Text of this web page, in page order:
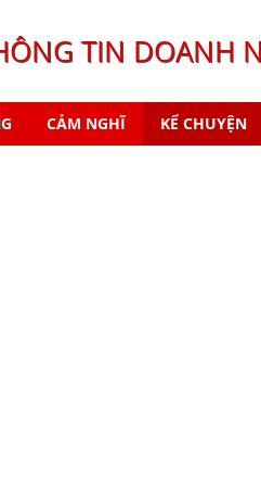
TIN DOANH
CẢM NGHĨ KỂ CHUYỆN